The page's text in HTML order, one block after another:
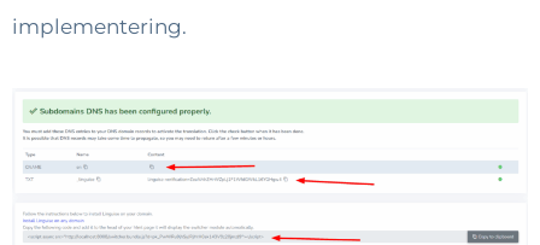
implementering.